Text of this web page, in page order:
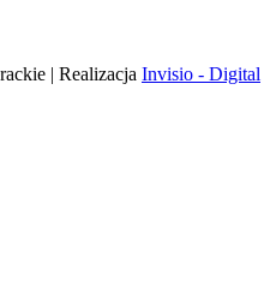
| Realizacja Invisio - Digital